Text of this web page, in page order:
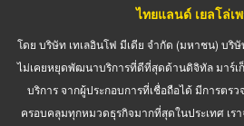
ไทยแลนด์ เยลโล่เ
โดย บริษัท เทเลอินโฟ มีเดีย จำกัด (มหาชน) บริษั
ไม่เคยหยุดพัฒนาบริการที่ดีที่สุดด้านดิจิทัล มาร์เ
บริการ จากผู้ประกอบการที่เชื่อถือได้ มีการตร
ครอบคลุมทุกหมวดธุรกิจมากที่สุดในประเทศ เร